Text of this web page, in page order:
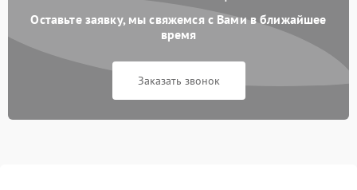
Оставьте заявку, мы свяжемся с Вами в ближайшее
время
Заказать звонок